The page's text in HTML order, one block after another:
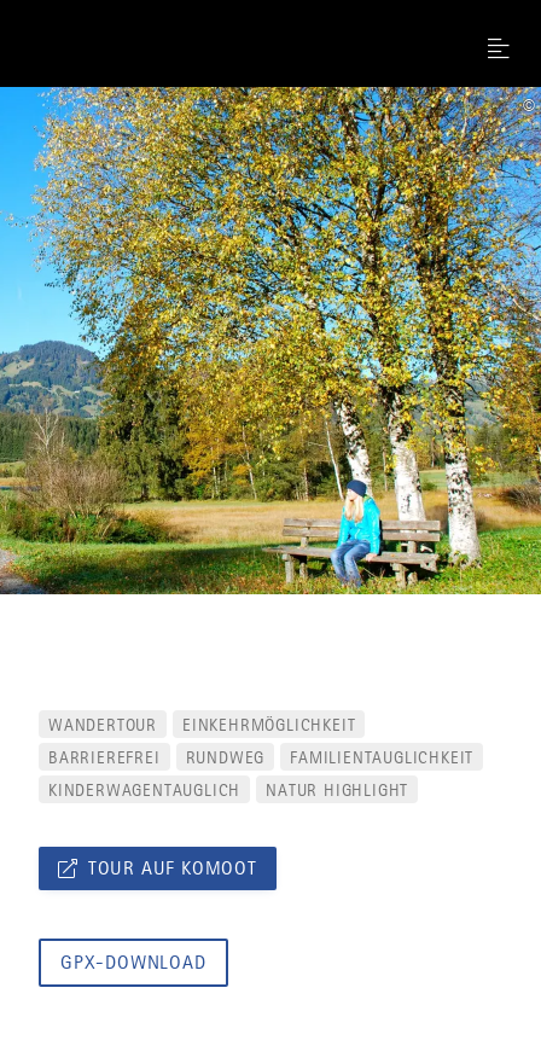
Menu
©
WANDERTOUR
EINKEHRMÖGLICHKEIT
BARRIEREFREI
RUNDWEG
FAMILIENTAUGLICHKEIT
KINDERWAGENTAUGLICH
NATUR HIGHLIGHT
TOUR AUF KOMOOT
GPX-DOWNLOAD